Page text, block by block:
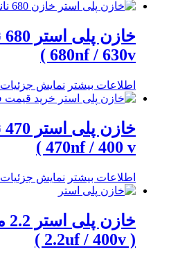
680nf / 630v )
اطلاعات بیشتر نمایش جزئیات
470nf / 400 v )
اطلاعات بیشتر نمایش جزئیات
( 2.2uf / 400v )